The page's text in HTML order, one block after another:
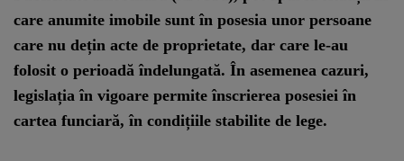
care anumite imobile sunt în posesia unor persoane
care nu dețin acte de proprietate, dar care le-au
folosit o perioadă îndelungată. În asemenea cazuri,
legislația în vigoare permite înscrierea posesiei în
cartea funciară, în condițiile stabilite de lege.